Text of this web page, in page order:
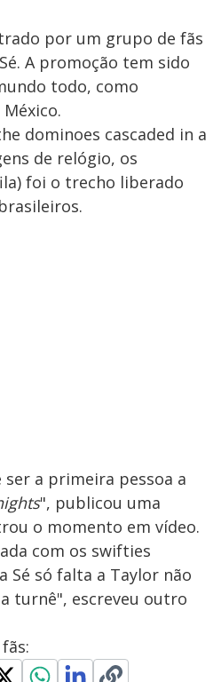
por um grupo de fãs
A promoção tem sido
todo, como
dominoes cascaded in a
de relógio, os
foi o trecho liberado
ser a primeira pessoa a
", publicou uma
o momento em vídeo.
com os swifties
Sé só falta a Taylor não
turnê", escreveu outro